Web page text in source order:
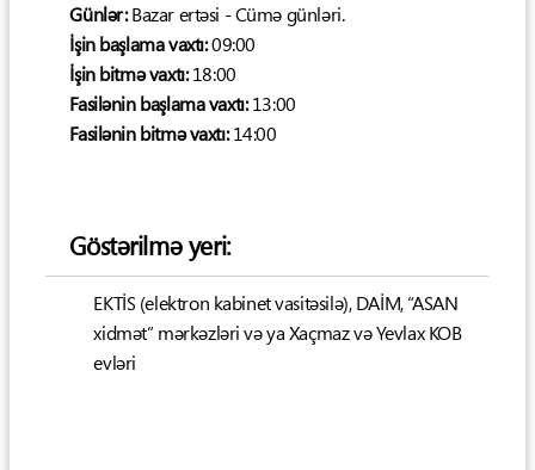
Günlər:Bazar ertəsi - Cümə günləri.
İşin başlama vaxtı:09:00
İşin bitmə vaxtı:18:00
Fasilənin başlama vaxtı:13:00
Fasilənin bitmə vaxtı:14:00
Göstərilmə yeri:
EKTİS (elektron kabinet vasitəsilə), DAİM, “ASAN
xidmət” mərkəzləri və ya Xaçmaz və Yevlax KOB
evləri